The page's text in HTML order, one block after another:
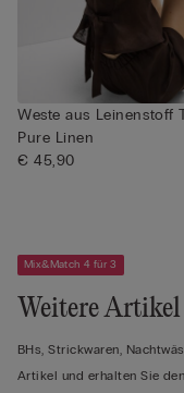
Weste aus Leinenstoff
Pure Linen
€ 45,90
Mix&Match 4 für 3
Weitere
BHs, Strickwaren,
Artikel und erhalten Sie